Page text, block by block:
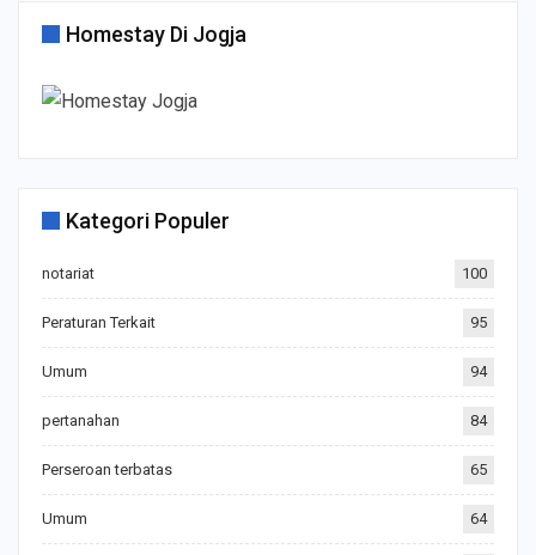
Homestay Di Jogja
Kategori Populer
notariat 100
Peraturan Terkait 95
Umum 94
pertanahan 84
Perseroan terbatas 65
Umum 64